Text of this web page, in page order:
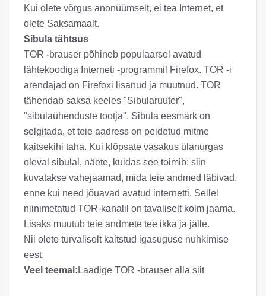
Kui olete võrgus anonüümselt, ei tea Internet, et
olete Saksamaalt.
Sibula tähtsus
TOR -brauser põhineb populaarsel avatud
lähtekoodiga Interneti -programmil Firefox. TOR -i
arendajad on Firefoxi lisanud ja muutnud. TOR
tähendab saksa keeles "Sibularuuter",
"sibulaühenduste tootja". Sibula eesmärk on
selgitada, et teie aadress on peidetud mitme
kaitsekihi taha. Kui klõpsate vasakus ülanurgas
oleval sibulal, näete, kuidas see toimib: siin
kuvatakse vahejaamad, mida teie andmed läbivad,
enne kui need jõuavad avatud internetti. Sellel
niinimetatud TOR-kanalil on tavaliselt kolm jaama.
Lisaks muutub teie andmete tee ikka ja jälle.
Nii olete turvaliselt kaitstud igasuguse nuhkimise
eest.
Veel teemal: Laadige TOR -brauser alla siit